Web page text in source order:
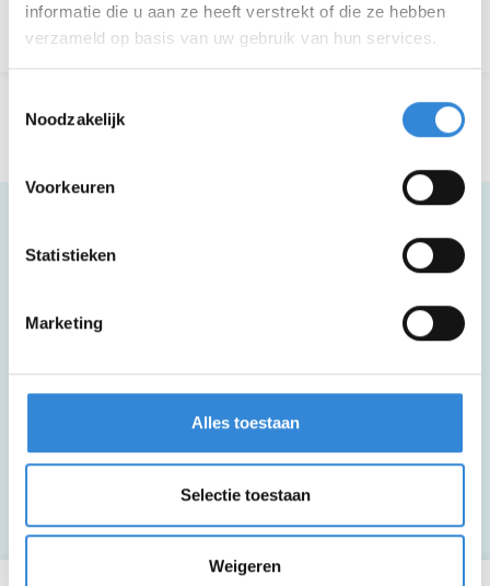
informatie die u aan ze heeft verstrekt of die ze hebben
verzameld op basis van uw gebruik van hun services.
Noodzakelijk
Voorkeuren
Statistieken
Marketing
Alles toestaan
Selectie toestaan
Weigeren
Terug naar het overzicht
Deze activiteit biedt alleen toezicht (8
deelnemers per toezichthouder).